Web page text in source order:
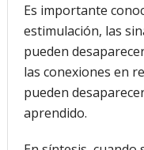
Es importante
estimulación, las
pueden
las conexiones en
pueden
aprendido.